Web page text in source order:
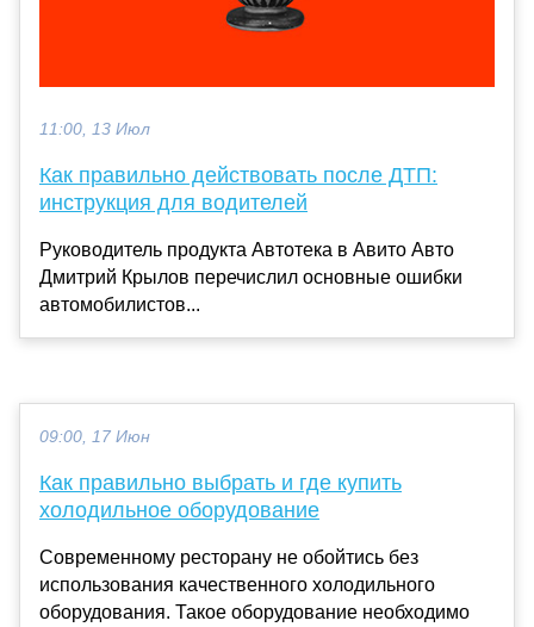
11:00, 13 Июл
Как правильно действовать после ДТП:
инструкция для водителей
Руководитель продукта Автотека в Авито Авто
Дмитрий Крылов перечислил основные ошибки
автомобилистов...
09:00, 17 Июн
Как правильно выбрать и где купить
холодильное оборудование
Современному ресторану не обойтись без
использования качественного холодильного
оборудования. Такое оборудование необходимо